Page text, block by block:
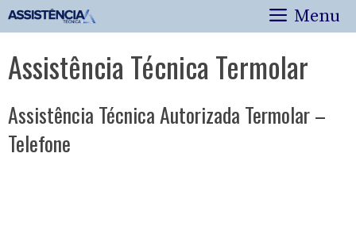
Pular
para
conteúdo
Menu
Assistência Técnica Termolar
Assistência Técnica Autorizada Termolar –
Telefone